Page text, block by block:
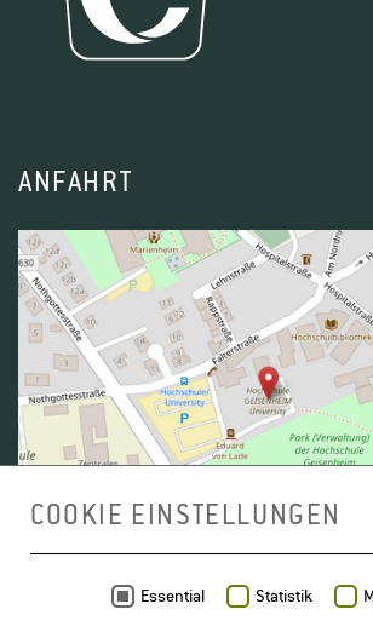
ANFAHRT
OpenStreetMap-
COOKIE EINSTELLUNGEN
Essential Statistik